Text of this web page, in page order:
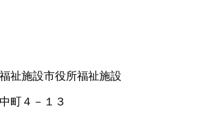
祉施設市役所福祉施設
町４－１３